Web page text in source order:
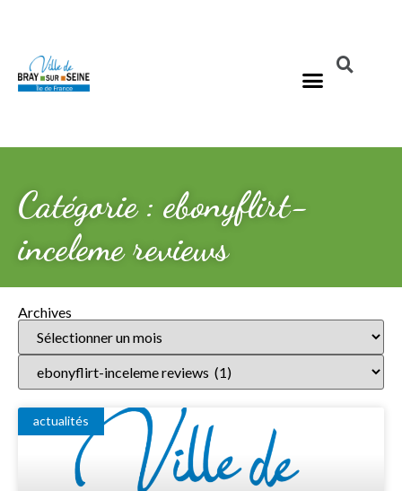
Catégorie : ebonyflirt-
inceleme reviews
Archives
actualités